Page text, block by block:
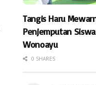
Tangis Haru
Penjemputan
Wonoayu
0 SHARES